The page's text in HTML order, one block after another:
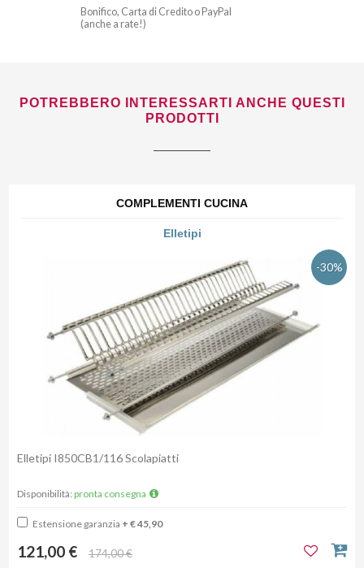
Bonifico, Carta di Credito o PayPal
(anche a rate!)
POTREBBERO INTERESSARTI ANCHE QUESTI
PRODOTTI
COMPLEMENTI CUCINA
Elletipi
-30%
Elletipi I850CB1/116 Scolapiatti
Disponibilità: pronta consegna
Estensione garanzia + € 45,90
121,00 € 174,00 €